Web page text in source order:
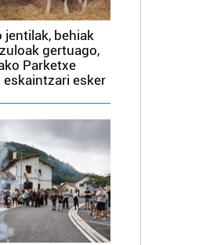
jentilak, behiak
gertuago,
Parketxe
eskaintzari esker